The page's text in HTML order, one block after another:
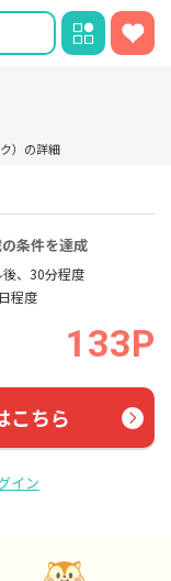
）の詳細
条件を達成
、30分程度
程度
133P
こちら
イン